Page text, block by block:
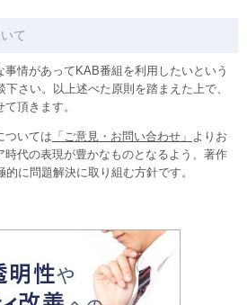
て
情があってKAB番組を利用したいという
さい。以上述べた原則を踏まえた上で、
頂きます。
ついては 「ご意見・お問い合わせ」 よりお
代の表現が豊かなものとなるよう、著作
に問題解決に取り組む方針です。